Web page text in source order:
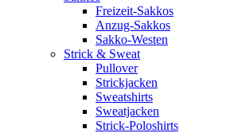
Freizeit-Sakkos
Anzug-Sakkos
Sakko-Westen
Strick & Sweat
Pullover
Strickjacken
Sweatshirts
Sweatjacken
Strick-Poloshirts